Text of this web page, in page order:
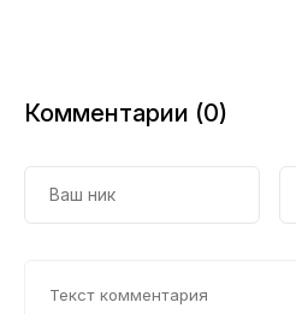
Комментарии (0)